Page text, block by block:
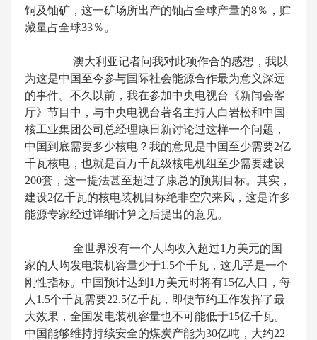
铜及铀矿，这一矿场所出产的铀占全球产量的8％，贮
藏量占全球33％。
澳大利亚记者问我对此项作合的感想，我以
为这是中国至今参与国际社会能源合作最为意义深远
的事件。不久以前，我在参加中央电视台《新闻会客
厅》节目中，与中央电视台著名主持人白岩松和中国
核工业集团公司总经理康日新讨论过这样一个问题，
中国到底需要多少核电？我的意见是中国至少需要2亿
千瓦核电，也就是百万千瓦级核电机组至少需要建设
200套，这一提法甚至超过了康总的预期目标。其实，
建设2亿千瓦的核电装机目标绝非空穴来风，这是许多
能源专家经过详细计算之后提出的意见。
全世界没有一个人均收入超过1万美元的国
家的人均发电装机容量少于1.5个千瓦，这几乎是一个
刚性指标。中国预计达到1万美元时将有15亿人口，每
人1.5个千瓦需要22.5亿千瓦，即便节约工作发挥了最
大效果，全国发电装机容量也不可能低于15亿千瓦。
中国能够维持持续安全的煤炭产能为30亿吨，大约22